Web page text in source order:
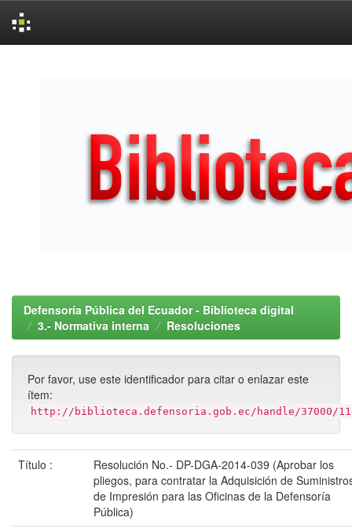
Defensoría Pública del Ecuador - Biblioteca digital
3.- Normativa interna
Resoluciones
Por favor, use este identificador para citar o enlazar este
ítem:
http://biblioteca.defensoria.gob.ec/handle/37000/
Título :
Resolución No.- DP-DGA-2014-039 (Aprobar los
pliegos, para contratar la Adquisición de
de Impresión para las Oficinas de la Defensoría
Pública)